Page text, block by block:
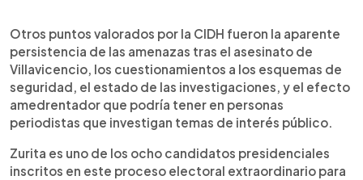
Otros puntos valorados por la CIDH fueron la aparente
persistencia de las amenazas tras el asesinato de
Villavicencio, los cuestionamientos a los esquemas de
seguridad, el estado de las investigaciones, y el efecto
amedrentador que podría tener en personas
periodistas que investigan temas de interés público.
Zurita es uno de los ocho candidatos presidenciales
inscritos en este proceso electoral extraordinario para